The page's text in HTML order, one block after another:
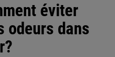
éviter
odeurs dans